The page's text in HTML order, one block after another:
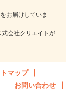
お届けしていま
会社クリエイトが
マップ
お問い合わせ